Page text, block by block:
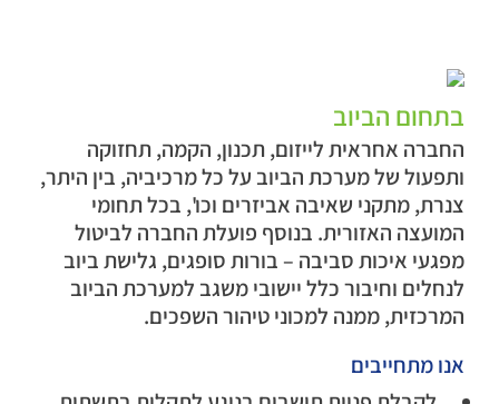
בתחום הביוב
החברה אחראית לייזום, תכנון, הקמה, תחזוקה
ותפעול של מערכת הביוב על כל מרכיביה, בין היתר,
צנרת, מתקני שאיבה אביזרים וכו', בכל תחומי
המועצה האזורית. בנוסף פועלת החברה לביטול
מפגעי איכות סביבה – בורות סופגים, גלישת ביוב
לנחלים וחיבור כלל יישובי משגב למערכת הביוב
המרכזית, ממנה למכוני טיהור השפכים.
אנו מתחייבים